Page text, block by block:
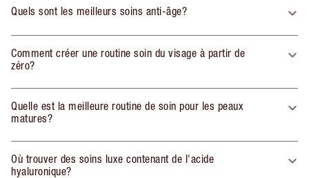
Quels sont les meilleurs soins anti-âge?
Comment créer une routine soin du visage à partir de
zéro?
Quelle est la meilleure routine de soin pour les peaux
matures?
Où trouver des soins luxe contenant de l'acide
hyaluronique?